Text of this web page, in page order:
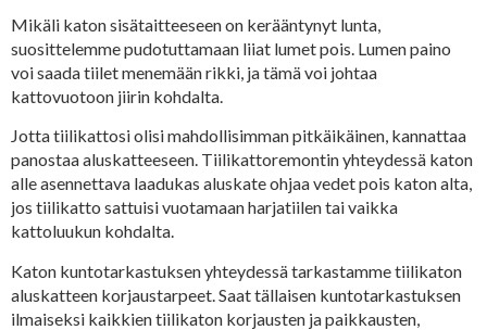
Mikäli katon sisätaitteeseen on kerääntynyt lunta,
suosittelemme pudotuttamaan liiat lumet pois. Lumen paino
voi saada tiilet menemään rikki, ja tämä voi johtaa
kattovuotoon jiirin kohdalta.
Jotta tiilikattosi olisi mahdollisimman pitkäikäinen, kannattaa
panostaa aluskatteeseen. Tiilikattoremontin yhteydessä katon
alle asennettava laadukas aluskate ohjaa vedet pois katon alta,
jos tiilikatto sattuisi vuotamaan harjatiilen tai vaikka
kattoluukun kohdalta.
Katon kuntotarkastuksen yhteydessä tarkastamme tiilikaton
aluskatteen korjaustarpeet. Saat tällaisen kuntotarkastuksen
ilmaiseksi kaikkien tiilikaton korjausten ja paikkausten,